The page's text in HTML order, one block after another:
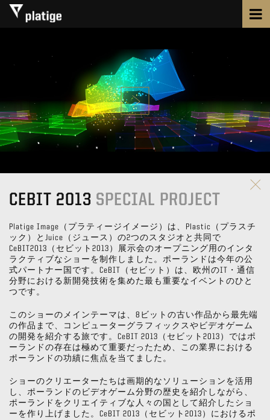
CEBIT 2013 SPECIAL PROJECT
Platige Image（プラティージイメージ）は、Plastic（プラスチ
ック）とJuice（ジュース）の2つのスタジオと共同で
CeBIT2013（セビット2013）展示会のオープニング用のインタ
ラクティブなショーを制作しました。ポーランドは今年の公
式パートナー国です。CeBIT（セビット）は、欧州のIT・通信
分野における新開発技術を集めた最も重要なイベントのひと
つです。
このショーのメインテーマは、8ビットの古い作品から最先端
の作品まで、コンピューターグラフィックスやビデオゲーム
の開発を紹介する旅です。CeBIT 2013（セビット2013）ではポ
ーランドの存在は極めて重要だったため、この業界における
ポーランドの功績に焦点を当てました。
ショーのクリエーターたちは画期的なソリューションを活用
し、ポーランドのビデオゲーム分野の歴史を紹介しながら、
ポーランドをクリエイティブな人々の国として紹介したショ
ーを作り上げました。CeBIT 2013（セビット2013）におけるポ